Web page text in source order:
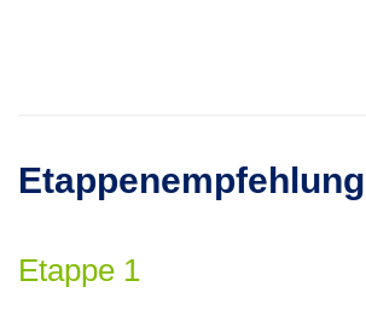
Etappenempfehlung
Etappe 1